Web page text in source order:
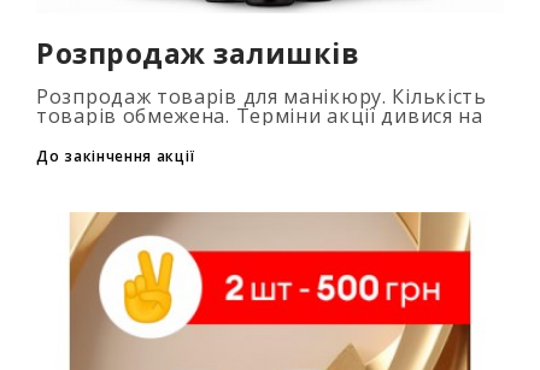
Розпродаж залишків
Розпродаж товарів для манікюру. Кількість
товарів обмежена. Терміни акції дивися на
таймері...
До закінчення акції